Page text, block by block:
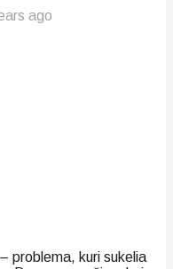
ago
problema, kuri sukelia